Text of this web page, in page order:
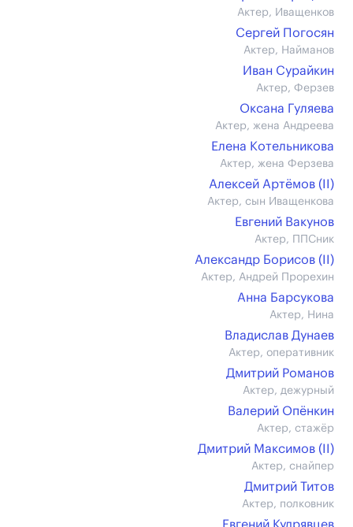
Актер, Иващенков
Сергей Погосян
Актер, Найманов
Иван Сурайкин
Актер, Ферзев
Оксана Гуляева
Актер, жена Андреева
Елена Котельникова
Актер, жена Ферзева
Алексей Артёмов (II)
Актер, сын Иващенкова
Евгений Вакунов
Актер, ППСник
Александр Борисов (II)
Актер, Андрей Прорехин
Анна Барсукова
Актер, Нина
Владислав Дунаев
Актер, оперативник
Дмитрий Романов
Актер, дежурный
Валерий Опёнкин
Актер, стажёр
Дмитрий Максимов (II)
Актер, снайпер
Дмитрий Титов
Актер, полковник